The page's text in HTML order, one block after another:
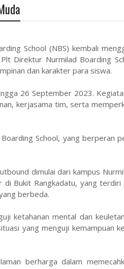
School (NBS) kembali
Direktur Nurmilad Boarding
dan karakter para siswa.
26 September 2023.
kerjasama tim, serta
School, yang berperan
dimulai dari kampus
di Bukit Rangkadatu, yang terdiri
berbeda.
ketahanan mental dan
yang menguji kemampuan
berharga dalam